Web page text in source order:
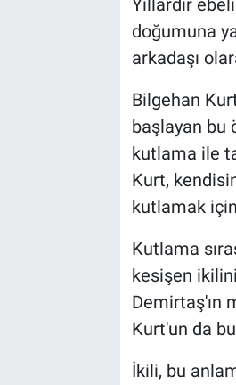
Yıllardır
doğumuna
arkadaşı
Bilgehan
başlayan bu
kutlama ile
Kurt,
kutlamak
Kutlama
kesişen
Demirtaş'ın
Kurt'un da
İkili, bu